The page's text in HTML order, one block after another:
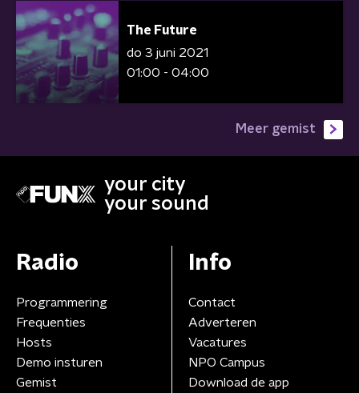
The Future
do 3 juni 2021
01:00 - 04:00
Meer gemist
your city
your sound
Radio
Programmering
Frequenties
Hosts
Demo insturen
Gemist
Info
Contact
Adverteren
Vacatures
NPO Campus
Download de app